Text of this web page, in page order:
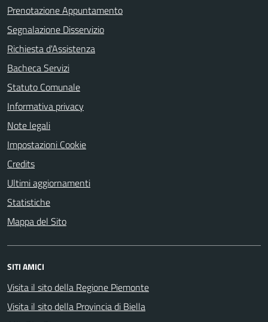
Prenotazione Appuntamento
Segnalazione Disservizio
Richiesta d'Assistenza
Bacheca Servizi
Statuto Comunale
Informativa privacy
Note legali
Impostazioni Cookie
Credits
Ultimi aggiornamenti
Statistiche
Mappa del Sito
SITI AMICI
Visita il sito della Regione Piemonte
Visita il sito della Provincia di Biella